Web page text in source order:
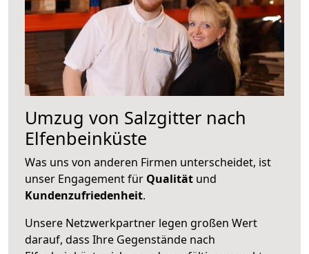
Umzug von Salzgitter nach
Elfenbeinküste
Was uns von anderen Firmen unterscheidet, ist
unser Engagement für Qualität und
Kundenzufriedenheit.
Unsere Netzwerkpartner legen großen Wert
darauf, dass Ihre Gegenstände nach